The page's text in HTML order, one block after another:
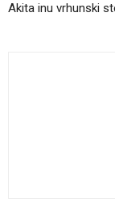
Akita inu vrhunski